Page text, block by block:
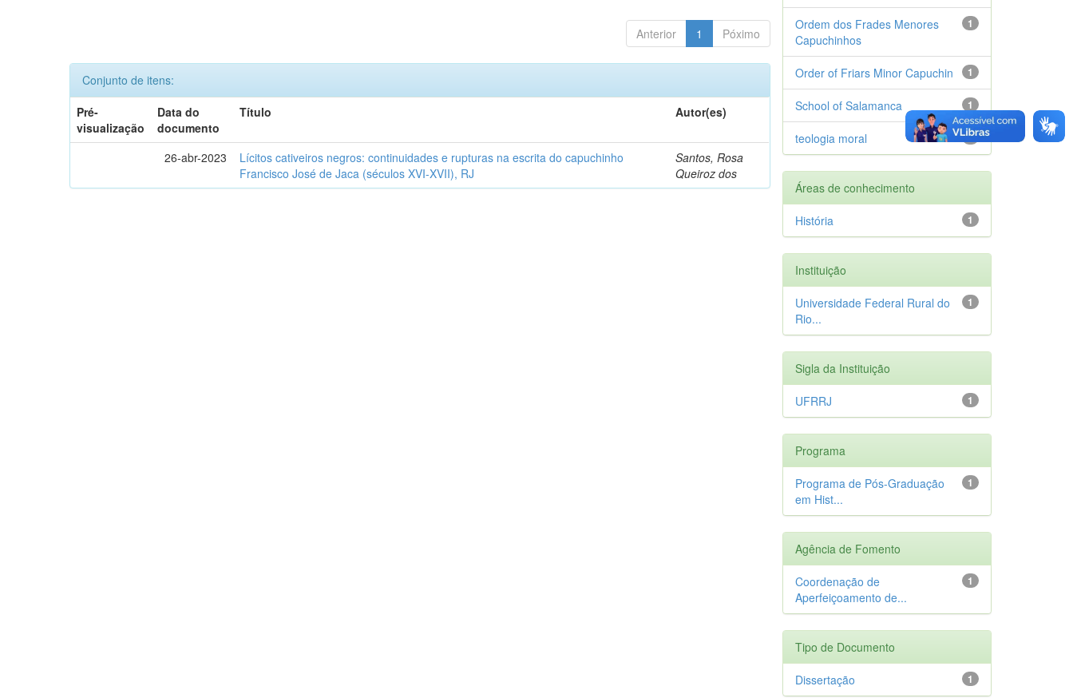
Anterior 1 Póximo
Conjunto de itens:
Pré-
visualização
Data do
documento
Título Autor(es)
26-abr-2023
Lícitos cativeiros negros: continuidades e rupturas na escrita do capuchinho
Francisco José de Jaca (séculos XVI-XVII), RJ
Santos, Rosa
Queiroz dos
1
Ordem dos Frades Menores
Capuchinhos
1
Order of Friars Minor Capuchin
1
School of Salamanca
1
teologia moral
Áreas de conhecimento
1
História
Instituição
1
Universidade Federal Rural do
Rio...
Sigla da Instituição
1
UFRRJ
Programa
1
Programa de Pós-Graduação
em Hist...
Agência de Fomento
1
Coordenação de
Aperfeiçoamento de...
Tipo de Documento
1
Dissertação